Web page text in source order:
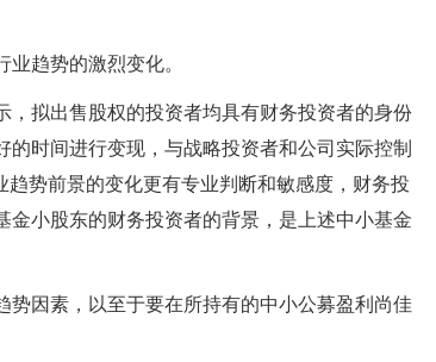
趋势的激烈变化。
，拟出售股权的投资者均具有财务投资者的身份
时间进行变现，与战略投资者和公司实际控制
趋势前景的变化更有专业判断和敏感度，财务投
小股东的财务投资者的背景，是上述中小基金
因素，以至于要在所持有的中小公募盈利尚佳